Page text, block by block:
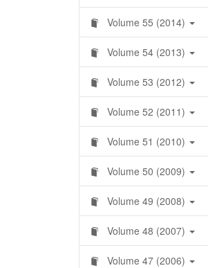
Volume 55 (2014)
Volume 54 (2013)
Volume 53 (2012)
Volume 52 (2011)
Volume 51 (2010)
Volume 50 (2009)
Volume 49 (2008)
Volume 48 (2007)
Volume 47 (2006)